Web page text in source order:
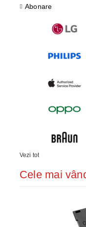
Abonare
Vezi tot
Cele mai